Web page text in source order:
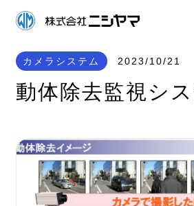
カメラシステム 2023/10/21
動体除去監視シ